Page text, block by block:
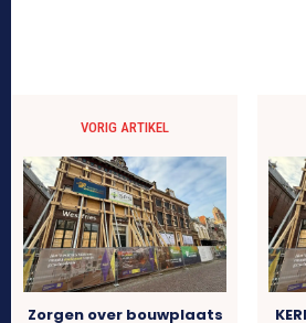
VORIG ARTIKEL
Zorgen over bouwplaats